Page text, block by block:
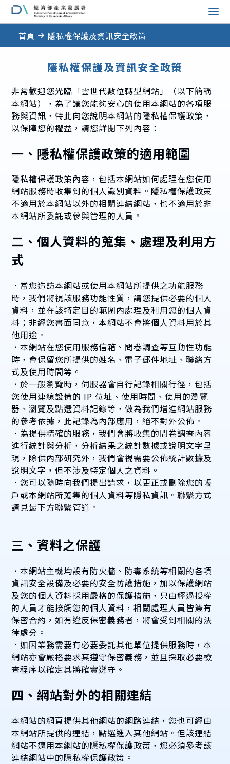
跳到主要內容區塊
首頁 隱私權保護及資訊安全政策
隱私權保護及資訊安全政策
非常歡迎您光臨「雲世代數位轉型網站」（以下簡稱
本網站），為了讓您能夠安心的使用本網站的各項服
務與資訊，特此向您說明本網站的隱私權保護政策，
以保障您的權益，請您詳閱下列內容：
一、隱私權保護政策的適用範圍
隱私權保護政策內容，包括本網站如何處理在您使用
網站服務時收集到的個人識別資料。隱私權保護政策
不適用於本網站以外的相關連結網站，也不適用於非
本網站所委託或參與管理的人員。
二、個人資料的蒐集、處理及利用方
式
．當您造訪本網站或使用本網站所提供之功能服務
時，我們將視該服務功能性質，請您提供必要的個人
資料，並在該特定目的範圍內處理及利用您的個人資
料；非經您書面同意，本網站不會將個人資料用於其
他用途。
．本網站在您使用服務信箱、問卷調查等互動性功能
時，會保留您所提供的姓名、電子郵件地址、聯絡方
式及使用時間等。
．於一般瀏覽時，伺服器會自行記錄相關行徑，包括
您使用連線設備的 IP 位址、使用時間、使用的瀏覽
器、瀏覽及點選資料記錄等，做為我們增進網站服務
的參考依據，此記錄為內部應用，絕不對外公佈。
．為提供精確的服務，我們會將收集的問卷調查內容
進行統計與分析，分析結果之統計數據或說明文字呈
現，除供內部研究外，我們會視需要公佈統計數據及
說明文字，但不涉及特定個人之資料。
．您可以隨時向我們提出請求，以更正或刪除您的帳
戶或本網站所蒐集的個人資料等隱私資訊。聯繫方式
請見最下方聯繫管道。
三、資料之保護
．本網站主機均設有防火牆、防毒系統等相關的各項
資訊安全設備及必要的安全防護措施，加以保護網站
及您的個人資料採用嚴格的保護措施，只由經過授權
的人員才能接觸您的個人資料，相關處理人員皆簽有
保密合約，如有違反保密義務者，將會受到相關的法
律處分。
．如因業務需要有必要委託其他單位提供服務時，本
網站亦會嚴格要求其遵守保密義務，並且採取必要檢
查程序以確定其將確實遵守。
四、網站對外的相關連結
本網站的網頁提供其他網站的網路連結，您也可經由
本網站所提供的連結，點選進入其他網站。但該連結
網站不適用本網站的隱私權保護政策，您必須參考該
連結網站中的隱私權保護政策。